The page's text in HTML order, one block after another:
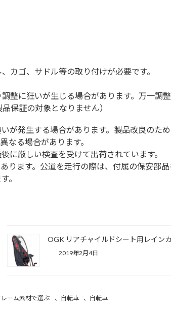
カゴ、サドル等の取り付けが必要です。
整に狂いが生じる場合があります。万一調
保証の対象となりません）
が発生する場合があります。製品改良のた
なる場合があります。
に厳しい検査を受けて出荷されています。
ります。公道を走行の際は、付属の保安部
。
OGK リアチャイルドシート用レイン
2019年2月4日
レーム素材で選ぶ 、 自転車 、 自転車